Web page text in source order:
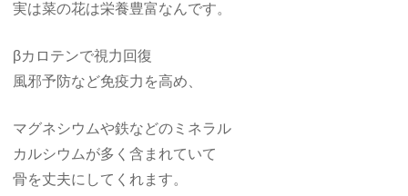
実は菜の花は栄養豊富なんです。
βカロテンで視力回復
風邪予防など免疫力を高め、
マグネシウムや鉄などのミネラル
カルシウムが多く含まれていて
骨を丈夫にしてくれます。